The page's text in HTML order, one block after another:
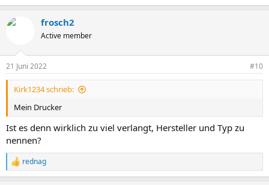
frosch2
Active member
21 Juni 2022 #10
Kirk1234 schrieb:
Mein Drucker
Ist es denn wirklich zu viel verlangt, Hersteller und Typ zu
nennen?
R
e
rednag